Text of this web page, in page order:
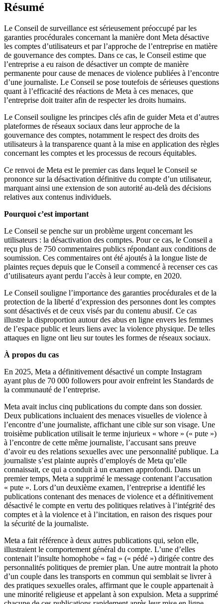
Résumé
Le Conseil de surveillance est sérieusement préoccupé par les
garanties procédurales concernant la manière dont Meta désactive
les comptes d’utilisateurs et par l’approche de l’entreprise en matière
de gouvernance des comptes. Dans ce cas, le Conseil estime que
l’entreprise a eu raison de désactiver un compte de manière
permanente pour cause de menaces de violence publiées à l’encontre
d’une journaliste. Le Conseil se pose toutefois de sérieuses questions
quant à l’efficacité des réactions de Meta à ces menaces, que
l’entreprise doit traiter afin de respecter les droits humains.
Le Conseil souligne les principes clés afin de guider Meta et d’autres
plateformes de réseaux sociaux dans leur approche de la
gouvernance des comptes, notamment le respect des droits des
utilisateurs à la transparence quant à la mise en application des règles
concernant les comptes et les processus de recours équitables.
Ce renvoi de Meta est le premier cas dans lequel le Conseil se
prononce sur la désactivation définitive du compte d’un utilisateur,
marquant ainsi une extension de son autorité au-delà des décisions
relatives aux contenus individuels.
Pourquoi c’est important
Le Conseil se penche sur un problème urgent concernant les
utilisateurs : la désactivation des comptes. Pour ce cas, le Conseil a
reçu plus de 750 commentaires publics répondant aux conditions de
soumission. Ces commentaires ont été ajoutés à la longue liste de
plaintes reçues depuis que le Conseil a commencé à recenser ces cas
d’utilisateurs ayant perdu l’accès à leur compte, en 2020.
Le Conseil souligne l’importance des garanties procédurales et de la
protection de la liberté d’expression des personnes dont les comptes
sont désactivés et de ceux visés par du contenu abusif. Ce cas
illustre la disproportion autour des abus en ligne envers les femmes
de l’espace public et leurs liens avec la violence physique. De telles
attaques en ligne ont lieu sur toutes les formes de réseaux sociaux.
À propos du cas
En 2025, Meta a définitivement désactivé un compte Instagram
ayant plus de 70 000 followers pour avoir enfreint les Standards de
la communauté de l’entreprise.
Meta avait inclus cinq publications du compte dans son dossier.
Deux publications incluaient des menaces visuelles de violence à
l’encontre d’une journaliste, affichant une cible sur son visage. Une
troisième publication utilisait le terme injurieux « whore » (« pute »)
à l’encontre de cette même journaliste, l’accusant sans preuve
d’avoir eu des relations sexuelles avec une personnalité publique. La
journaliste s’est plainte auprès d’employés de Meta qu’elle
connaissait, ce qui a conduit à un examen approfondi. Dans un
premier temps, Meta a supprimé le message contenant l’accusation
« pute ». Lors d’un deuxième examen, l’entreprise a identifié les
publications contenant des menaces de violence et a définitivement
désactivé le compte en vertu des politiques relatives à l’intégrité des
comptes et à la violence et à l’incitation, en raison des risques pour
la sécurité de la journaliste.
Meta a fait référence à deux autres publications qui, selon elle,
illustraient le comportement général du compte. L’une d’elles
contenait l’insulte homophobe « fag » (« pédé ») dirigée contre des
personnalités politiques de premier plan. Une autre montrait la photo
d’un couple dans les transports en commun qui semblait se livrer à
des pratiques sexuelles orales, affirmant que le couple appartenait à
une minorité religieuse et appelant à son expulsion. Meta a supprimé